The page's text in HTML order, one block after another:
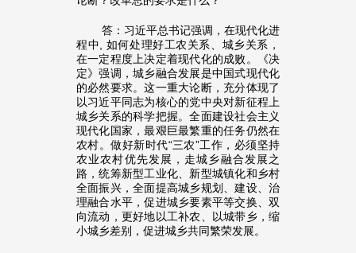
答：习近平总书记强调，在现代化进
程中, 如何处理好工农关系、城乡关系，
在一定程度上决定着现代化的成败。《决
定》强调，城乡融合发展是中国式现代化
的必然要求。这一重大论断，充分体现了
以习近平同志为核心的党中央对新征程上
城乡关系的科学把握。全面建设社会主义
现代化国家，最艰巨最繁重的任务仍然在
农村。做好新时代“三农”工作，必须坚持
农业农村优先发展，走城乡融合发展之
路，统筹新型工业化、新型城镇化和乡村
全面振兴，全面提高城乡规划、建设、治
理融合水平，促进城乡要素平等交换、双
向流动，更好地以工补农、以城带乡，缩
小城乡差别，促进城乡共同繁荣发展。